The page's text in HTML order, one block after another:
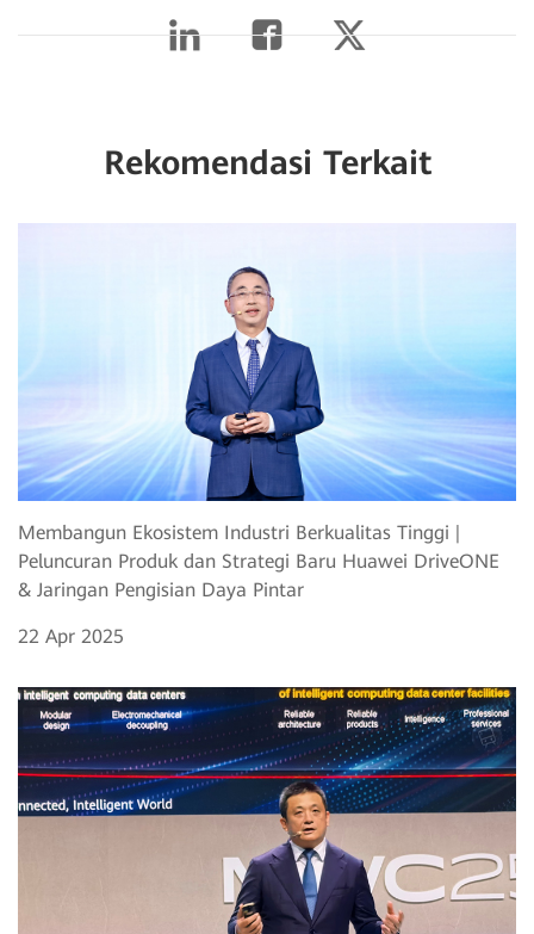
Rekomendasi Terkait
Membangun Ekosistem Industri Berkualitas Tinggi |
Peluncuran Produk dan Strategi Baru Huawei DriveONE
& Jaringan Pengisian Daya Pintar
22 Apr 2025